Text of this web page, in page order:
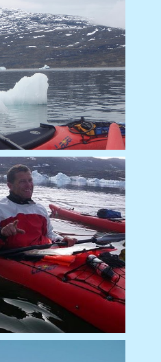
Scalbert
Lemoine